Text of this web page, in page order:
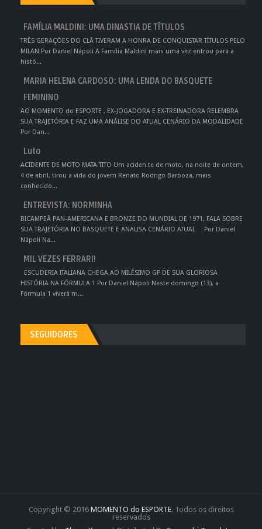
FAMÍLIA MALDINI: UMA DINASTIA DE TÍTULOS
TRÊS GERAÇÕES DO CLÃ TIVERAM A HONRA DE CONQUISTAR TÍTULOS PELO
MILAN Por Daniel Nápoli A Família Maldini mais uma vez entrou para a
histó...
MARIA HELENA CARDOSO: UMA LENDA DO BASQUETE
FEMININO
AO MOMENTO do ESPORTE , EX-JOGADORA E EX-TREINADORA RELEMBRA
SUA TRAJETÓRIA E FAZ UMA ANÁLISE DO ATUAL CENÁRIO DA MODALIDADE
Por Dan...
Luto
ACIDENTE DE MOTO MATA TITO Um aciden te de moto, na noite de ontem,
4 de abril, tirou a vida do jovem Renato Rodrigo Barboza, mais
conhecido...
ENTREVISTA: NORMINHA
BICAMPEÃ PAN-AMERICANA E BRONZE DO MUNDIAL DE 1971, FALA SOBRE
SUA TRAJETÓRIA NO BASQUETE E ANALISA CENÁRIO ATUAL Por Daniel
Nápoli Na...
MIL VEZES FERRARI!
ESCUDERIA ITALIANA CHEGA AO MILÉSIMO GP DE SUA GLORIOSA
HISTÓRIA NA FÓRMULA 1 Por Daniel Nápoli Neste domingo (13), a
Fórmula 1 viverá m...
SEGUIDORES
Copyright © 2016 MOMENTO do ESPORTE. Todos os direitos
reservados